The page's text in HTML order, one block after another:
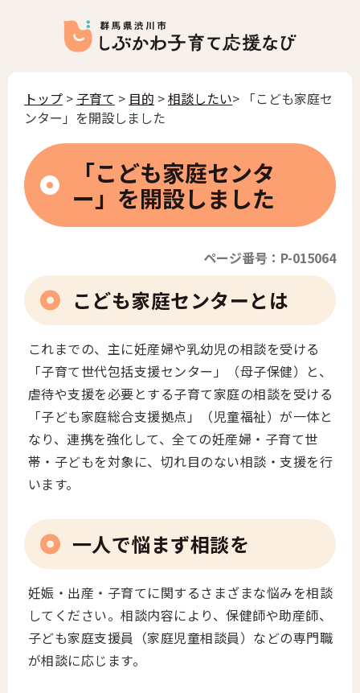
トップ > 子育て > 目的 >相談したい> 「こども家庭セ
ンター」を開設しました
「こども家庭センタ
ー」を開設しました
ページ番号：P-015064
こども家庭センターとは
これまでの、主に妊産婦や乳幼児の相談を受ける
「子育て世代包括支援センター」（母子保健）と、
虐待や支援を必要とする子育て家庭の相談を受ける
「子ども家庭総合支援拠点」（児童福祉）が一体と
なり、連携を強化して、全ての妊産婦・子育て世
帯・子どもを対象に、切れ目のない相談・支援を行
います。
一人で悩まず相談を
妊娠・出産・子育てに関するさまざまな悩みを相談
してください。相談内容により、保健師や助産師、
子ども家庭支援員（家庭児童相談員）などの専門職
が相談に応じます。